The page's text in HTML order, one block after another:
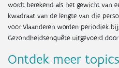
wordt berekend als het gewicht van
kwadraat van de lengte van die
voor Vlaanderen worden periodiek
Gezondheidsenquête uitgevoerd door
Ontdek meer topics